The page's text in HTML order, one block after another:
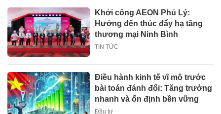
Khởi công AEON Phủ Lý:
Hướng đến thúc đẩy hạ tầng
thương mại Ninh Bình
TIN TỨC
Điều hành kinh tế vĩ mô trước
bài toán đánh đổi: Tăng trưởng
nhanh và ổn định bền vững
Đầu tư